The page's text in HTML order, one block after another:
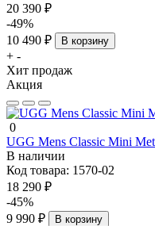
20 390 ₽
-49%
10 490 ₽
В корзину
+ -
Хит продаж
Акция
0
UGG Mens Classic Mini
В наличии
Код товара: 1570-02
18 290 ₽
-45%
9 990 ₽
В корзину